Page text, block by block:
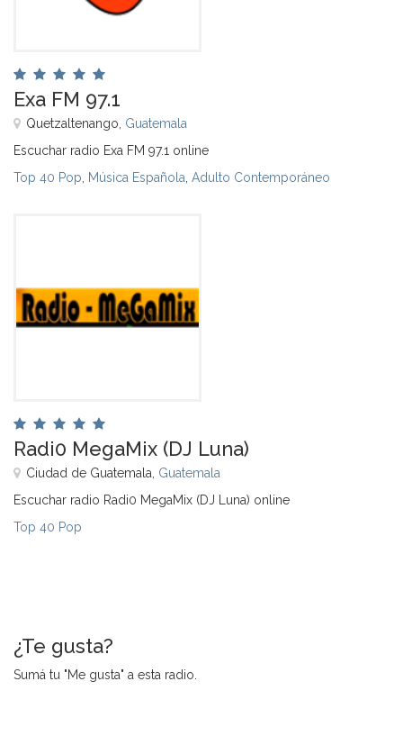
Exa FM 97.1
Quetzaltenango, Guatemala
Escuchar radio Exa FM 97.1 online
Top 40 Pop Música Española Adulto Contemporáneo
Radi0 MegaMix (DJ Luna)
Ciudad de Guatemala, Guatemala
Escuchar radio Radi0 MegaMix (DJ Luna) online
Top 40 Pop
¿Te gusta?
Sumá tu "Me gusta" a esta radio.